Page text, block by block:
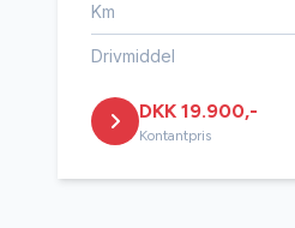
Km
Drivmiddel
DKK 19.900,-
Kontantpris